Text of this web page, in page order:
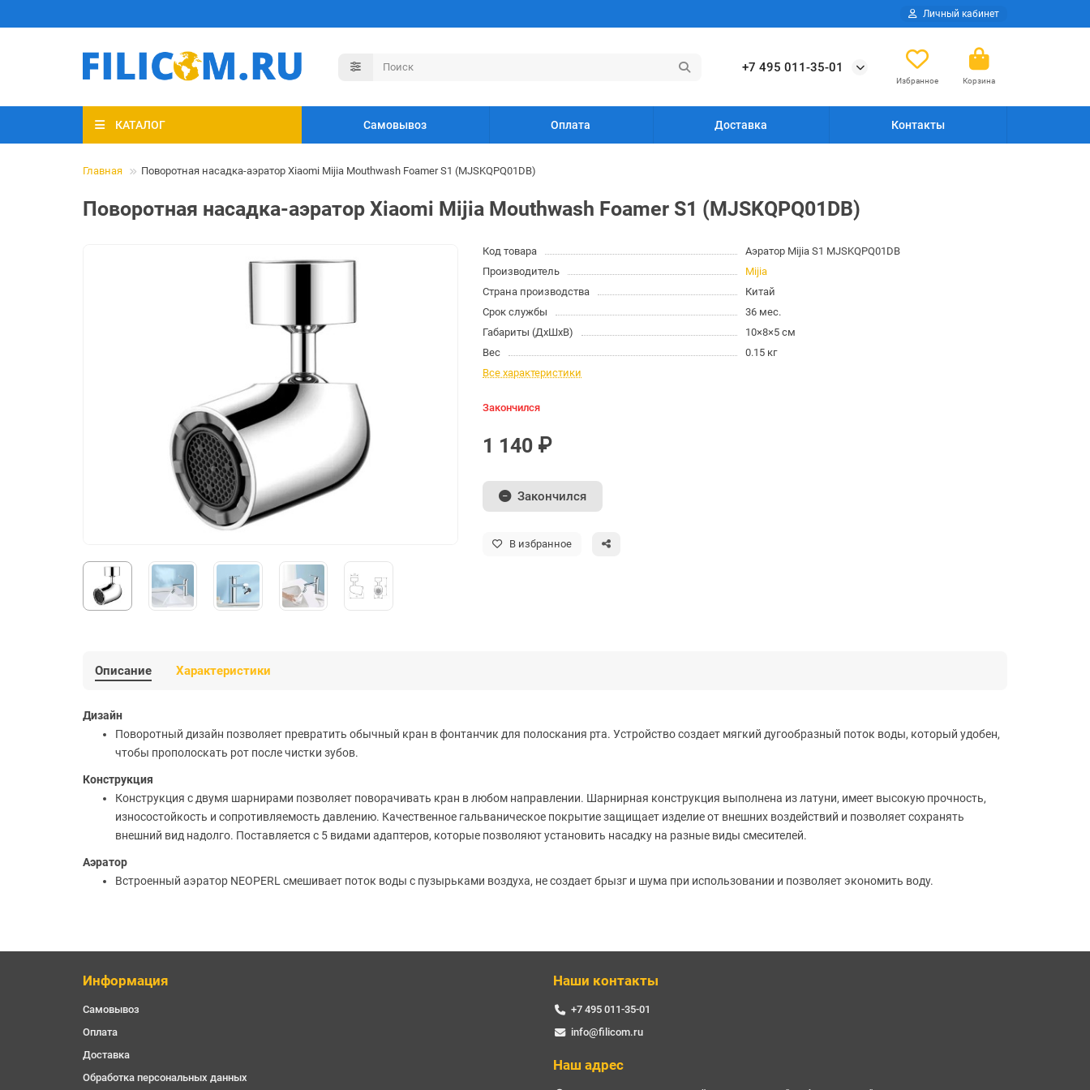
Личный кабинет
+7 495 011-35-01
Избранное Корзина
КАТАЛОГ Самовывоз Оплата Доставка Контакты
Главная Поворотная насадка-аэратор Xiaomi Mijia Mouthwash Foamer S1 (MJSKQPQ01DB)
Поворотная насадка-аэратор Xiaomi Mijia Mouthwash Foamer S1 (MJSKQPQ01DB)
Код товара
Аэратор Mijia S1 MJSKQPQ01DB
Производитель
Mijia
Страна производства
Китай
Срок службы
36 мес.
Габариты (ДхШхВ)
10×8×5 см
Вес
0.15 кг
Все характеристики
Закончился
1 140 ₽
Закончился
В избранное
Описание Характеристики
Дизайн
Поворотный дизайн позволяет превратить обычный кран в фонтанчик для полоскания рта. Устройство создает мягкий дугообразный поток воды, который удобен,
чтобы прополоскать рот после чистки зубов.
Конструкция
Конструкция с двумя шарнирами позволяет поворачивать кран в любом направлении. Шарнирная конструкция выполнена из латуни, имеет высокую прочность,
износостойкость и сопротивляемость давлению. Качественное гальваническое покрытие защищает изделие от внешних воздействий и позволяет сохранять
внешний вид надолго. Поставляется с 5 видами адаптеров, которые позволяют установить насадку на разные виды смесителей.
Аэратор
Встроенный аэратор NEOPERL смешивает поток воды с пузырьками воздуха, не создает брызг и шума при использовании и позволяет экономить воду.
Информация
Самовывоз
Оплата
Доставка
Обработка персональных данных
Наши контакты
+7 495 011-35-01
info@filicom.ru
Наш адрес